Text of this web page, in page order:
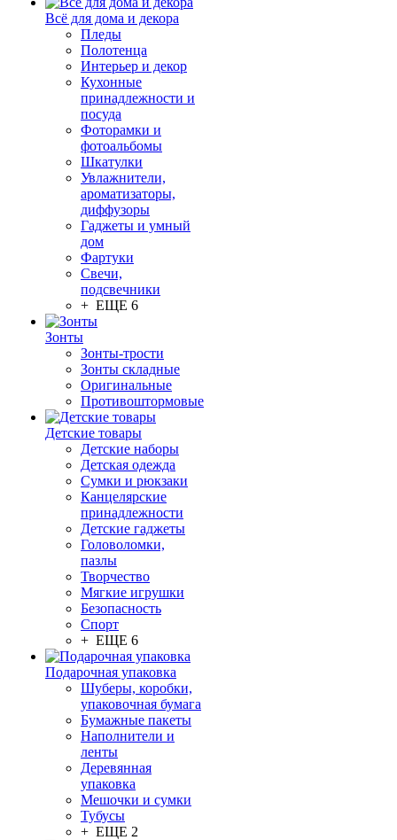
Всё для дома и декора
Пледы
Полотенца
Интерьер и декор
Кухонные
принадлежности и
посуда
Фоторамки и
фотоальбомы
Шкатулки
Увлажнители,
ароматизаторы,
диффузоры
Гаджеты и умный
дом
Фартуки
Свечи,
подсвечники
+ ЕЩЕ 6
Зонты
Зонты-трости
Зонты складные
Оригинальные
Противоштормовые
Детские товары
Детские наборы
Детская одежда
Сумки и рюкзаки
Канцелярские
принадлежности
Детские гаджеты
Головоломки,
пазлы
Творчество
Мягкие игрушки
Безопасность
Спорт
+ ЕЩЕ 6
Подарочная упаковка
Шуберы, коробки,
упаковочная бумага
Бумажные пакеты
Наполнители и
ленты
Деревянная
упаковка
Мешочки и сумки
Тубусы
+ ЕЩЕ 2